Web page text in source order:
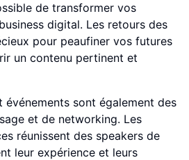
de transformer vos
digital. Les retours des
pour peaufiner vos futures
un contenu pertinent et
événements sont également des
et de networking. Les
réunissent des speakers de
leur expérience et leurs